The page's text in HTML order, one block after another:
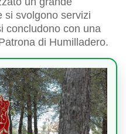
si svolgono servizi
concludono con una
di Humilladero.